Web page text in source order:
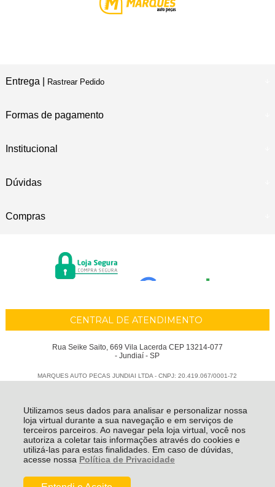
Utilizamos seus dados para analisar e personalizar nossa
loja virtual durante a sua navegação e em serviços de
terceiros parceiros. Ao navegar pela loja virtual, você nos
autoriza a coletar tais informações através do cookies e
utilizá-las para estas finalidades. Em caso de dúvidas,
acesse nossa Política de Privacidade
Entrega | Rastrear Pedido
Formas de pagamento
Institucional
Dúvidas
Compras
CENTRAL DE ATENDIMENTO
Rua Seike Saito, 669 Vila Lacerda CEP 13214-077
- Jundiaí - SP
MARQUES AUTO PECAS JUNDIAI LTDA - CNPJ: 20.419.067/0001-72